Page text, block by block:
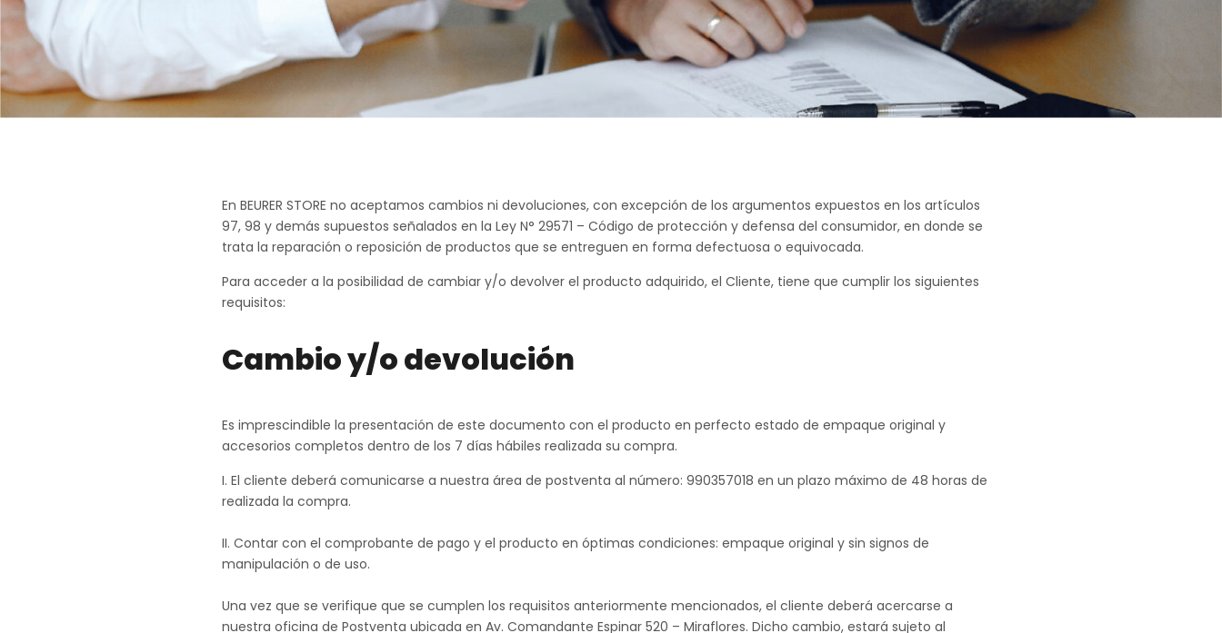
En BEURER STORE no aceptamos cambios ni devoluciones, con excepción de los argumentos expuestos en los artículos
97, 98 y demás supuestos señalados en la Ley N° 29571 – Código de protección y defensa del consumidor, en donde se
trata la reparación o reposición de productos que se entreguen en forma defectuosa o equivocada.
Para acceder a la posibilidad de cambiar y/o devolver el producto adquirido, el Cliente, tiene que cumplir los siguientes
requisitos:
Cambio y/o devolución
Es imprescindible la presentación de este documento con el producto en perfecto estado de empaque original y
accesorios completos dentro de los 7 días hábiles realizada su compra.
I. El cliente deberá comunicarse a nuestra área de postventa al número: 990357018 en un plazo máximo de 48 horas de
realizada la compra.
II. Contar con el comprobante de pago y el producto en óptimas condiciones: empaque original y sin signos de
manipulación o de uso.
Una vez que se verifique que se cumplen los requisitos anteriormente mencionados, el cliente deberá acercarse a
nuestra oficina de Postventa ubicada en Av. Comandante Espinar 520 – Miraflores. Dicho cambio, estará sujeto al